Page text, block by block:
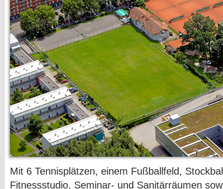
Mit 6 Tennisplätzen, einem Fußballfeld,
Fitnessstudio, Seminar- und Sanitärräumen